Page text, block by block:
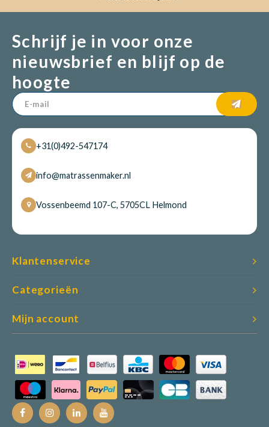
Schrijf je in voor onze
nieuwsbrief en blijf op de
hoogte
+31(0)492-547174
info@matrassenmaker.nl
Vossenbeemd 107-C, 5705CL Helmond
Categorieën
Klantenservice
Mijn account